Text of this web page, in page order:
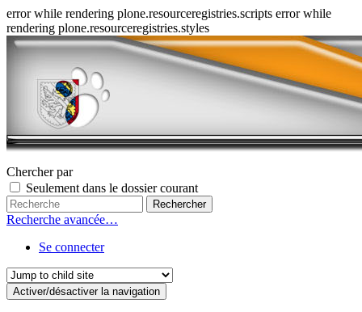
error while rendering plone.resourceregistries.scripts error while
rendering plone.resourceregistries.styles
Chercher par
Seulement dans le dossier courant
Recherche avancée…
Se connecter
Activer/désactiver la navigation